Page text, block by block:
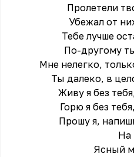
Пролетели
Убежал от
Тебе лучше
По-другому
Мне нелегко,
Ты далеко, в
Живу я без
Горю я без
Прошу я,
На
Ясный